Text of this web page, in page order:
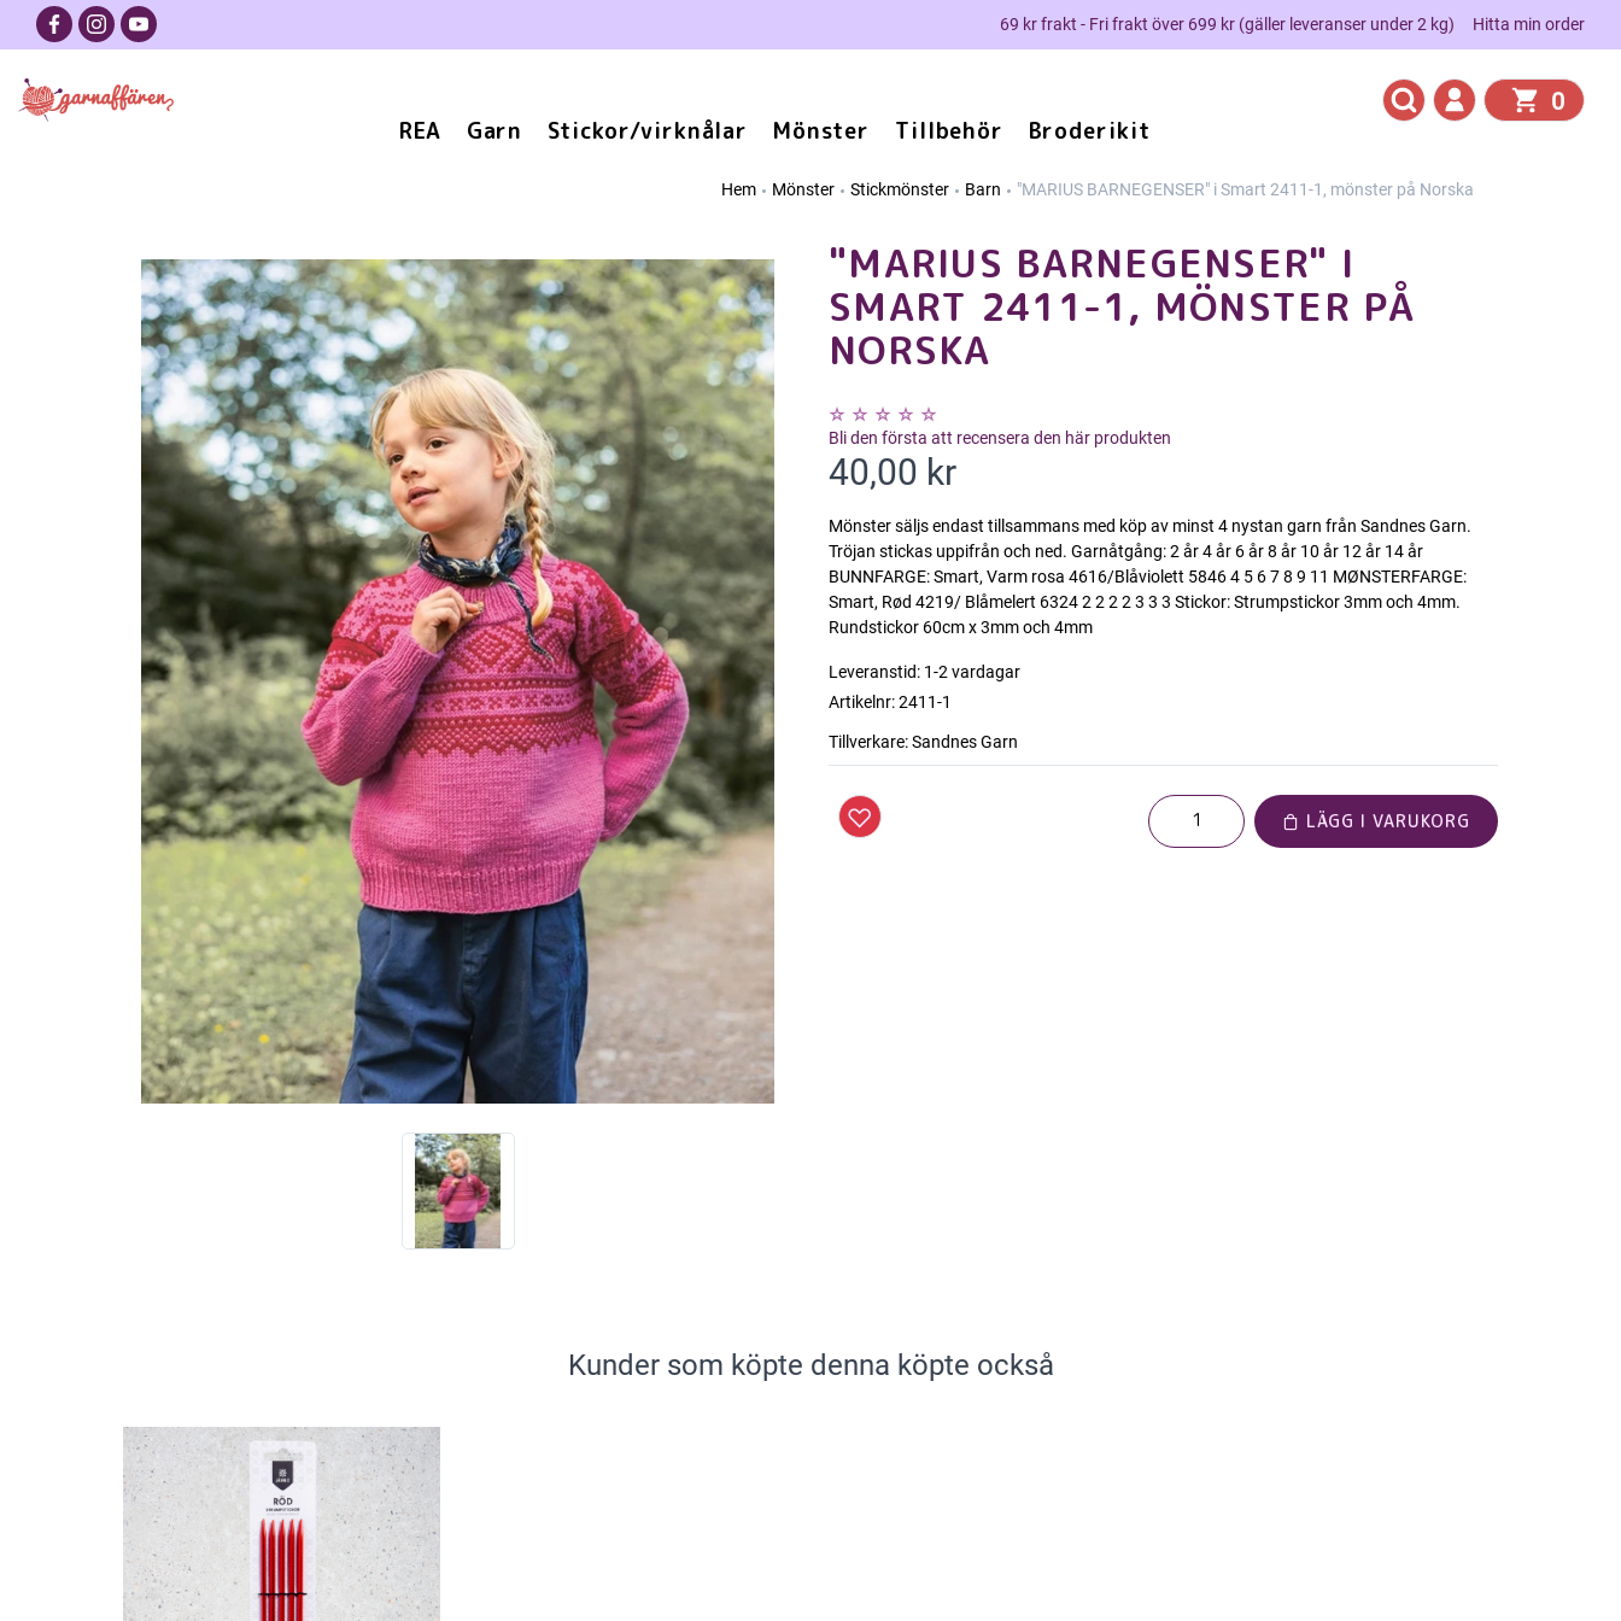
69 kr frakt - Fri frakt över 699 kr (gäller leveranser under 2 kg) Hitta min order
REA Garn Stickor/virknålar Mönster Tillbehör Broderikit
0
Hem Mönster Stickmönster Barn "MARIUS BARNEGENSER" i Smart 2411-1, mönster på Norska
"MARIUS BARNEGENSER" I
SMART 2411-1, MÖNSTER PÅ
NORSKA
Bli den första att recensera den här produkten
40,00 kr
Mönster säljs endast tillsammans med köp av minst 4 nystan garn från Sandnes Garn.
Tröjan stickas uppifrån och ned. Garnåtgång: 2 år 4 år 6 år 8 år 10 år 12 år 14 år
BUNNFARGE: Smart, Varm rosa 4616/Blåviolett 5846 4 5 6 7 8 9 11 MØNSTERFARGE:
Smart, Rød 4219/ Blåmelert 6324 2 2 2 2 3 3 3 Stickor: Strumpstickor 3mm och 4mm.
Rundstickor 60cm x 3mm och 4mm
Leveranstid: 1-2 vardagar
Artikelnr:2411-1
Tillverkare:Sandnes Garn
LÄGG I VARUKORG
Kunder som köpte denna köpte också